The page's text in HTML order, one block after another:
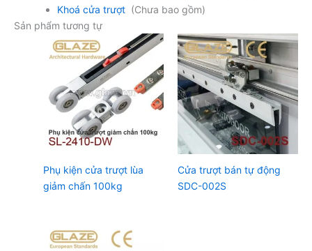
Khoá cửa trượt (Chưa bao gồm)
Sản phẩm tương tự
Phụ kiện cửa trượt lùa
giảm chấn 100kg
Cửa trượt bán tự động
SDC-002S